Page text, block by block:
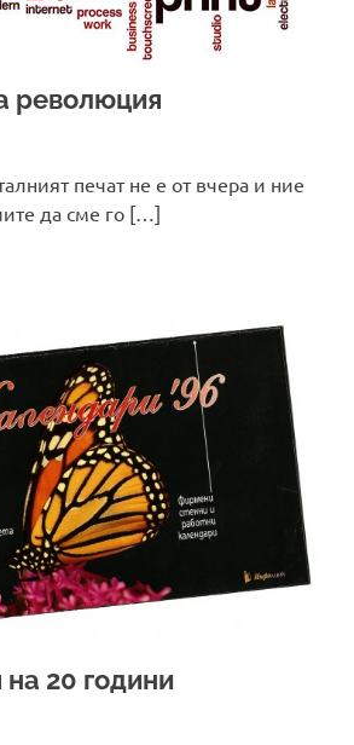
революция
печат не е от вчера и ние
да сме го […]
20 години